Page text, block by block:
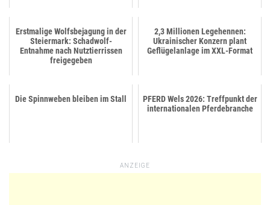
Erstmalige Wolfsbejagung in der
Steiermark: Schadwolf-
Entnahme nach Nutztierrissen
freigegeben
2,3 Millionen Legehennen:
Ukrainischer Konzern plant
Geflügelanlage im XXL-Format
Die Spinnweben bleiben im Stall
PFERD Wels 2026: Treffpunkt der
internationalen Pferdebranche
ANZEIGE